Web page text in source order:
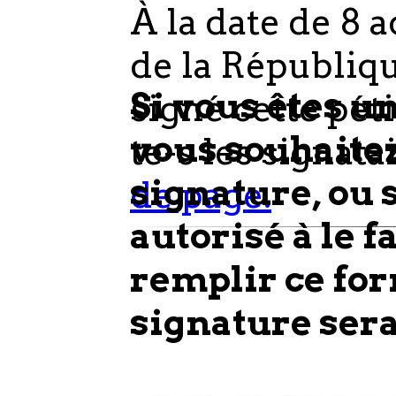
À la date de 8
de la
signé cette
te-s les
de page.
Si vous êtes
vous
signature, ou
autorisé à le
remplir ce
signature